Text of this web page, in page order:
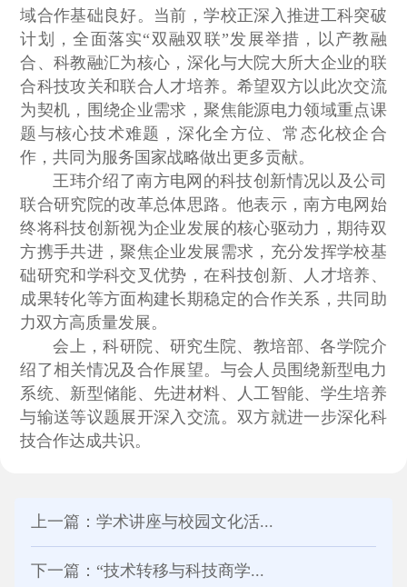
域合作基础良好。当前，学校正深入推进工科突破
计划，全面落实“双融双联”发展举措，以产教融
合、科教融汇为核心，深化与大院大所大企业的联
合科技攻关和联合人才培养。希望双方以此次交流
为契机，围绕企业需求，聚焦能源电力领域重点课
题与核心技术难题，深化全方位、常态化校企合
作，共同为服务国家战略做出更多贡献。
王玮介绍了南方电网的科技创新情况以及公司
联合研究院的改革总体思路。他表示，南方电网始
终将科技创新视为企业发展的核心驱动力，期待双
方携手共进，聚焦企业发展需求，充分发挥学校基
础研究和学科交叉优势，在科技创新、人才培养、
成果转化等方面构建长期稳定的合作关系，共同助
力双方高质量发展。
会上，科研院、研究生院、教培部、各学院介
绍了相关情况及合作展望。与会人员围绕新型电力
系统、新型储能、先进材料、人工智能、学生培养
与输送等议题展开深入交流。双方就进一步深化科
技合作达成共识。
上一篇：学术讲座与校园文化活...
下一篇：“技术转移与科技商学...